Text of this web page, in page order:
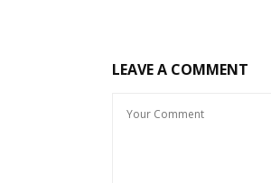
LEAVE A COMMENT